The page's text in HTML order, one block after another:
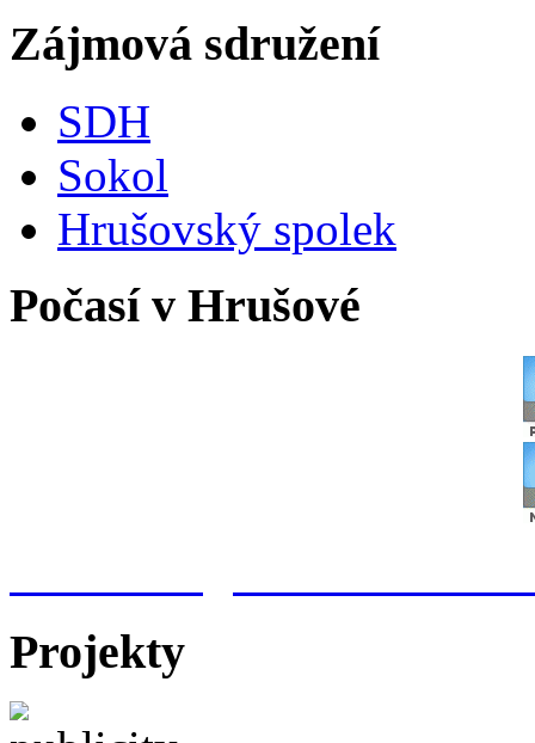
Zájmová sdružení
SDH
Sokol
Hrušovský spolek
Počasí v Hrušové
Projekty